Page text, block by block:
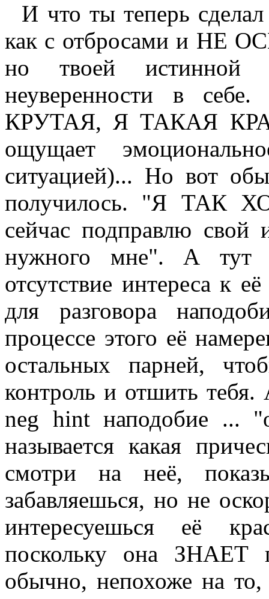
И что ты теперь
как с отбросами и НЕ
но твоей истинной
неуверенности в
КРУТАЯ, Я ТАКАЯ
ощущает
ситуацией)... Но вот
получилось. "Я ТАК
сейчас подправлю
нужного мне". А тут
отсутствие интереса к
для разговора
процессе этого её
остальных парней,
контроль и отшить
neg hint наподобие ...
называется какая
смотри на неё,
забавляешься, но не
интересуешься её
поскольку она
обычно, непохоже на